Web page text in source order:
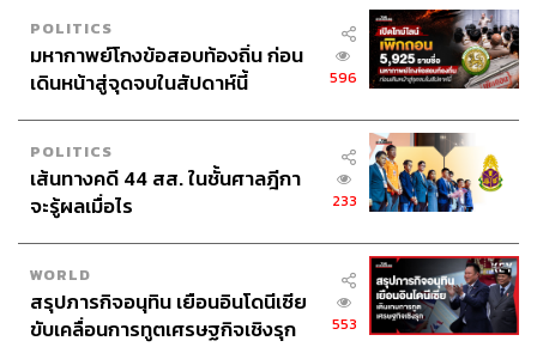
POLITICS
มหากาพย์โกงข้อสอบท้องถิ่น ก่อน
เดินหน้าสู่จุดจบในสัปดาห์นี้
596
POLITICS
เส้นทางคดี 44 สส. ในชั้นศาลฎีกา
จะรู้ผลเมื่อไร
233
WORLD
สรุปภารกิจอนุทิน เยือนอินโดนีเซีย
ขับเคลื่อนการทูตเศรษฐกิจเชิงรุก
553